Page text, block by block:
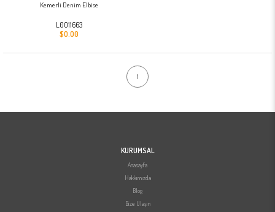
Kemerli Denim Elbise
L0011663
$0.00
1
KURUMSAL
Anasayfa
Hakkımızda
Blog
Bize Ulaşın